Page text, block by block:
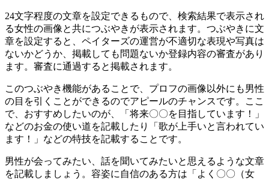
24文字程度の文章を設定できるもので、検索結果で表示され
る女性の画像と共につぶやきが表示されます。つぶやきに文
章を設定すると、ペイターズの運営が不適切な表現や写真は
ないかどうか、掲載しても問題ないか登録内容の審査があり
ます。審査に通過すると掲載されます。
このつぶやき機能があることで、プロフの画像以外にも男性
の目を引くことができるのでアピールのチャンスです。ここ
で、おすすめしたいのが、「将来〇〇を目指しています！」
などのお金の使い道を記載したり「歌が上手いと言われてい
ます！」などの特技を記載することです。
男性が会ってみたい、話を聞いてみたいと思えるような文章
を記載しましょう。容姿に自信のある方は「よく〇〇（女